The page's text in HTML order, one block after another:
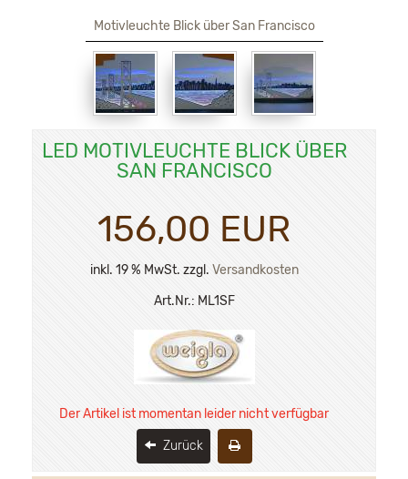
Motivleuchte Blick über San Francisco
LED MOTIVLEUCHTE BLICK ÜBER
SAN FRANCISCO
156,00 EUR
inkl. 19 % MwSt. zzgl. Versandkosten
Art.Nr.: ML1SF
Der Artikel ist momentan leider nicht verfügbar
Zurück